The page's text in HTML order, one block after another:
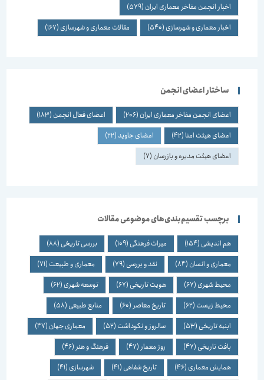
اخبار انجمن مفاخر معماری ایران(579)
اخبار معماری و شهرسازی(540) مقالات معماری و شهرسازی(167)
ساختار اعضای انجمن
اعضای انجمن مفاخر معماری ایران(206) اعضای فعال انجمن(183)
اعضای هیئت امنا (42) اعضای جاوید(22)
اعضای هیئت مدیره و بازرسان(7)
برچسب تقسیم‌بندی‌های موضوعی مقالات
هم اندیشی(154) میراث فرهنگی(109) بررسی تاریخی(88)
معماری و انسان(84) نقد و بررسی(79) معماری و طبیعت(71)
محیط شهری(67) هویت تاریخی(67) توسعه شهری(62)
محیط زیست(62) تاریخ معاصر(60) منابع طبیعی(58)
ابنیه تاریخی(53) سالروز و نکوداشت(52) معماری جهان(47)
بافت تاریخی(47) روز معمار(47) فرهنگ و هنر(46)
همایش معماری(46) تاریخ شفاهی(41) شهرسازی(41)